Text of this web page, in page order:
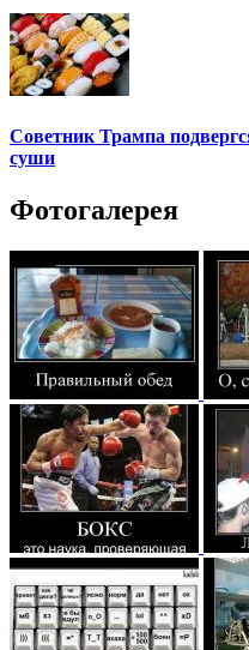
Советник Трампа
суши
Фотогалерея